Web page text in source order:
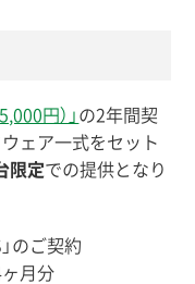
円）」 の2年間契
ェア一式をセット
限定での提供となり
のご契約
ヶ月分